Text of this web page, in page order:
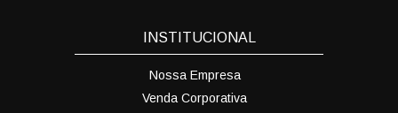
INSTITUCIONAL
Nossa Empresa
Venda Corporativa